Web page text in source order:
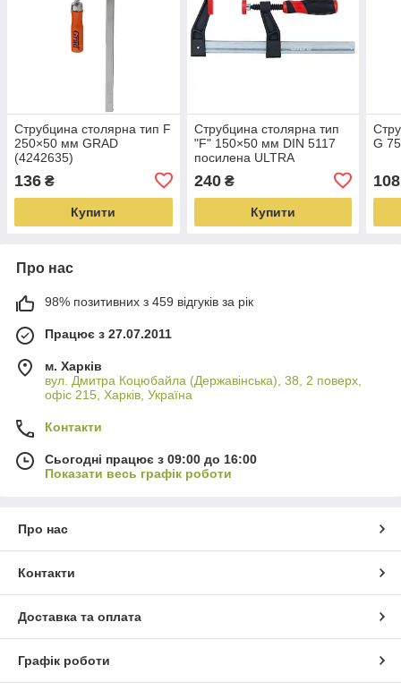
Струбцина столярна тип F
250×50 мм GRAD
(4242635)
136 ₴
Купити
Струбцина столярна тип
"F" 150×50 мм DIN 5117
посилена ULTRA
240₴
Купити
G
108
Про нас
98% позитивних з 459 відгуків за рік
Працює з 27.07.2011
м. Харків
вул. Дмитра Коцюбайла (Державінська), 38, 2 поверх,
офіс 215, Харків, Україна
Контакти
Сьогодні працює з 09:00 до 16:00
Показати весь графік роботи
Про нас
Контакти
Доставка та оплата
Графік роботи